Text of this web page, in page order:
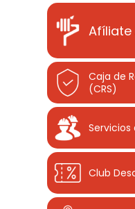
Afíliate
Caja de
(CRS)
Servicios
Club